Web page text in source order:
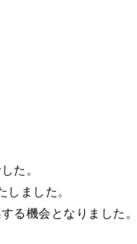
た。
ました。
る機会となりました。